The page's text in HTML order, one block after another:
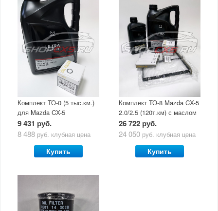
Комплект ТО-0 (5 тыс.км.)
для Mazda CX-5
(двигатель 2.0/2.5) с
маслом Mazda Original Oil
9 431 руб.
8 488 руб. клубная цена
Купить
Комплект ТО-8 Mazda CX-5
2.0/2.5 (120т.км) с маслом
Mazda Original Oil Ultra
5W30
26 722 руб.
24 050 руб. клубная цена
Купить